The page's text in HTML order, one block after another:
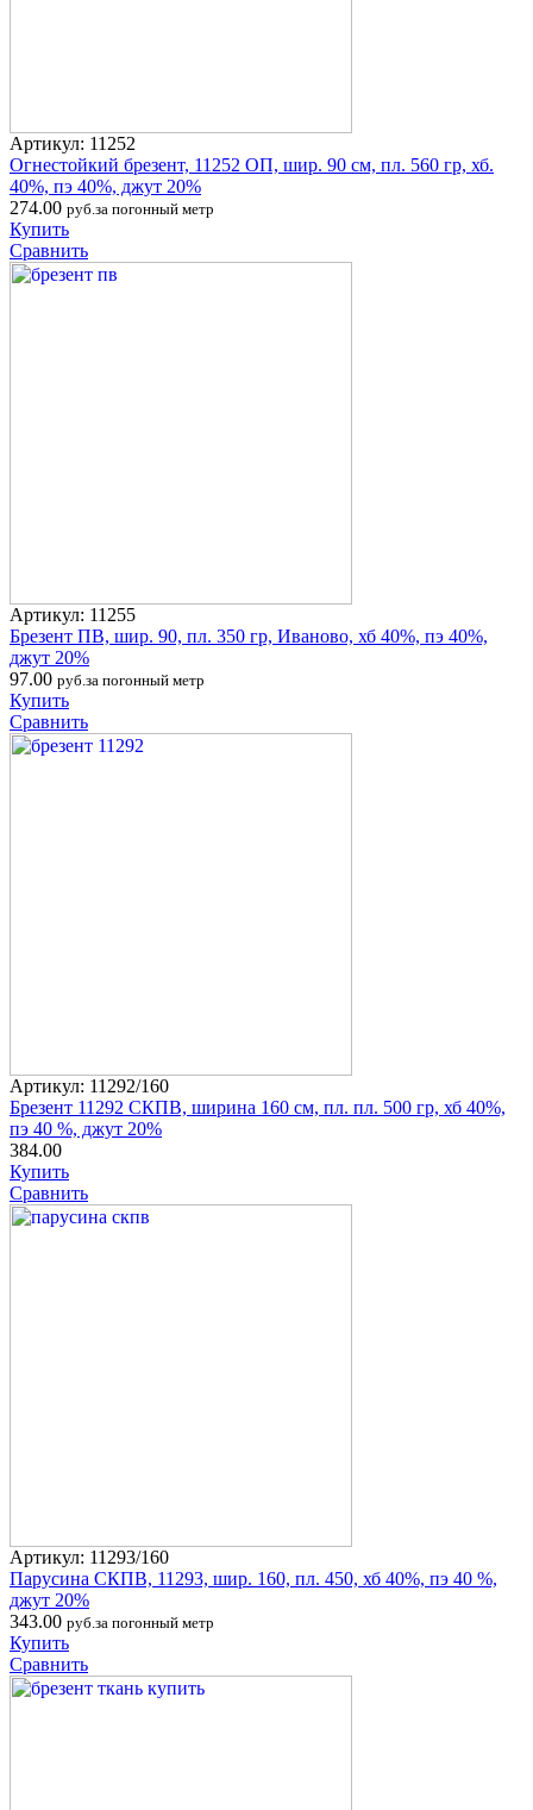
Артикул: 11252
Огнестойкий брезент, 11252 ОП, шир. 90 см, пл. 560 гр, хб.
40%, пэ 40%, джут 20%
274.00 руб.за погонный метр
Купить
Сравнить
Артикул: 11255
Брезент ПВ, шир. 90, пл. 350 гр, Иваново, хб 40%, пэ 40%,
джут 20%
97.00 руб.за погонный метр
Купить
Сравнить
Артикул: 11292/160
Брезент 11292 СКПВ, ширина 160 см, пл. пл. 500 гр, хб 40%,
пэ 40 %, джут 20%
384.00
Купить
Сравнить
Артикул: 11293/160
Парусина СКПВ, 11293, шир. 160, пл. 450, хб 40%, пэ 40 %,
джут 20%
343.00 руб.за погонный метр
Купить
Сравнить